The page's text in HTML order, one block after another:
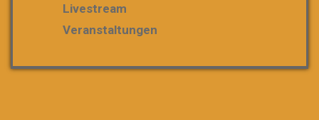
Livestream
Veranstaltungen